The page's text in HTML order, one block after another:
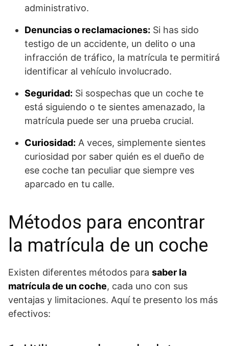
administrativo.
Denuncias o reclamaciones: Si has sido
testigo de un accidente, un delito o una
infracción de tráfico, la matrícula te permitirá
identificar al vehículo involucrado.
Seguridad: Si sospechas que un coche te
está siguiendo o te sientes amenazado, la
matrícula puede ser una prueba crucial.
Curiosidad: A veces, simplemente sientes
curiosidad por saber quién es el dueño de
ese coche tan peculiar que siempre ves
aparcado en tu calle.
Métodos para encontrar
la matrícula de un coche
Existen diferentes métodos para saber la
matrícula de un coche, cada uno con sus
ventajas y limitaciones. Aquí te presento los más
efectivos: